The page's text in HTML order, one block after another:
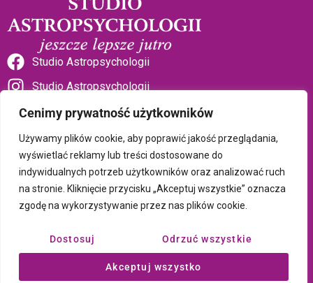
Cenimy prywatność użytkowników
Używamy plików cookie, aby poprawić jakość przeglądania,
wyświetlać reklamy lub treści dostosowane do
indywidualnych potrzeb użytkowników oraz analizować ruch
na stronie. Kliknięcie przycisku „Akceptuj wszystkie” oznacza
zgodę na wykorzystywanie przez nas plików cookie.
Dostosuj Odrzuć wszystkie
Akceptuj wszystko
Studio Astropsychologii
Studio Astropsychologii
Sklep Talizman
Polityka prywatności i plików cookie
Wszystkie treści umieszczone na tej stronie są chronione prawem